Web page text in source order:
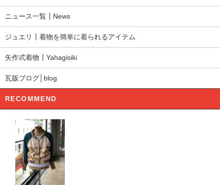
ニュース一覧┃News
ジュエリ┃着物を簡単に着られるアイテム
矢作式着物┃Yahagisiki
瓦版ブログ│blog
RECOMMEND